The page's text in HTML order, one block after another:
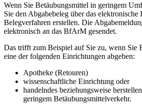
Wenn Sie Betäubungsmittel in geringem
Sie den Abgabebeleg über das elektronische
Belegverfahren erstellen. Die
elektronisch an das BfArM gesendet.
Das trifft zum Beispiel auf Sie zu, wenn Sie
eine der folgenden Einrichtungen abgeben:
Apotheke (Retouren)
wissenschaftliche Einrichtung oder
handelndes beziehungsweise
geringem Betäubungsmittelverkehr.